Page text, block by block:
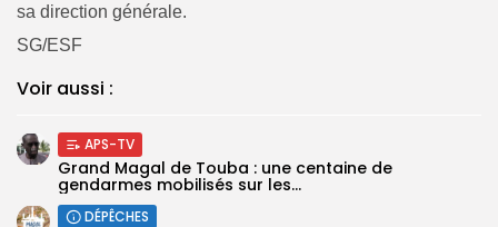
sa direction générale.
SG/ESF
Voir aussi :
APS-TV
Grand Magal de Touba : une centaine de
gendarmes mobilisés sur les...
DÉPÊCHES